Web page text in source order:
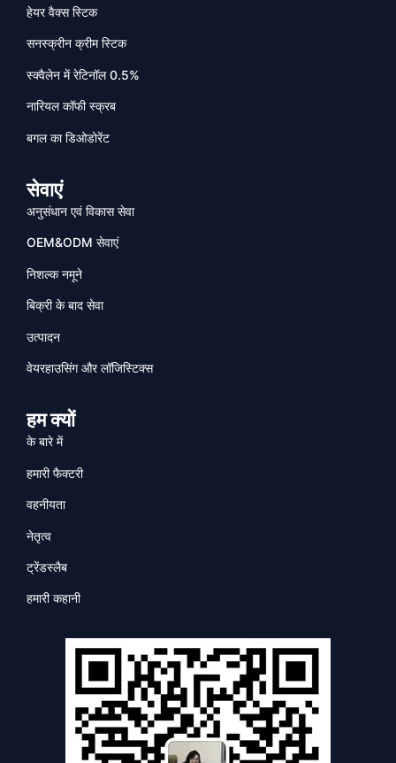
हेयर वैक्स स्टिक
सनस्क्रीन क्रीम स्टिक
स्क्वैलेन में रेटिनॉल 0.5%
नारियल कॉफी स्क्रब
बगल का डिओडोरेंट
सेवाएं
अनुसंधान एवं विकास सेवा
OEM&ODM सेवाएं
निशल्क नमूने
बिक्री के बाद सेवा
उत्पादन
वेयरहाउसिंग और लॉजिस्टिक्स
हम क्यों
के बारे में
हमारी फैक्टरी
वहनीयता
नेतृत्व
ट्रेंडस्लैब
हमारी कहानी